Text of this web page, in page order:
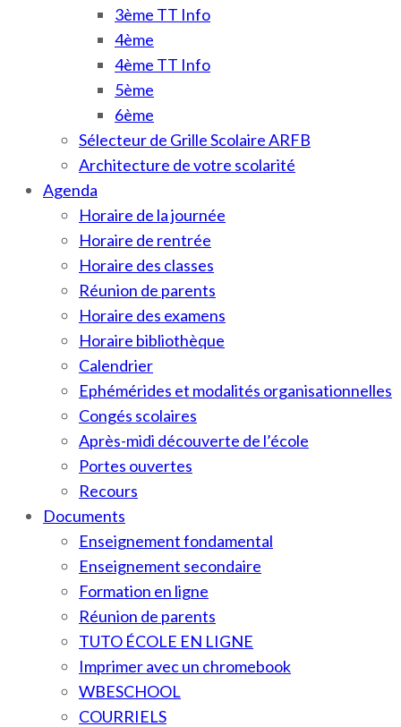
3ème TT Info
4ème
4ème TT Info
5ème
6ème
Sélecteur de Grille Scolaire ARFB
Architecture de votre scolarité
Agenda
Horaire de la journée
Horaire de rentrée
Horaire des classes
Réunion de parents
Horaire des examens
Horaire bibliothèque
Calendrier
Ephémérides et modalités organisationnelles
Congés scolaires
Après-midi découverte de l’école
Portes ouvertes
Recours
Documents
Enseignement fondamental
Enseignement secondaire
Formation en ligne
Réunion de parents
TUTO ÉCOLE EN LIGNE
Imprimer avec un chromebook
WBESCHOOL
COURRIELS